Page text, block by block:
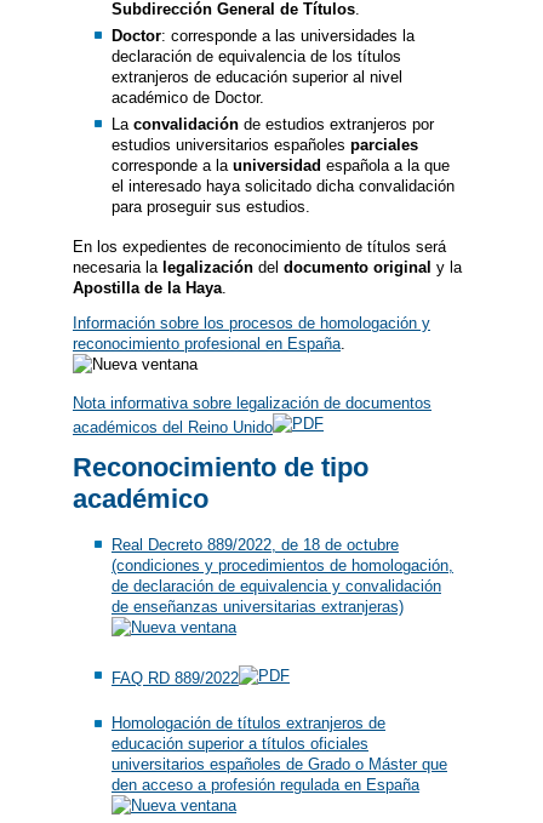
Subdirección General de Títulos.
Doctor: corresponde a las universidades la
declaración de equivalencia de los títulos
extranjeros de educación superior al nivel
académico de Doctor.
La convalidaciónde estudios extranjeros por
estudios universitarios españoles parciales
corresponde a la universidad española a la que
el interesado haya solicitado dicha convalidación
para proseguir sus estudios.
En los expedientes de reconocimiento de títulos será
necesaria la legalización del documento original y la
Apostilla de la Haya
Información sobre los procesos de homologación y
reconocimiento profesional en España.
Nota informativa sobre legalización de documentos
académicos del Reino Unido
Reconocimiento de tipo
académico
Real Decreto 889/2022, de 18 de octubre
(condiciones y procedimientos de homologación,
de declaración de equivalencia y convalidación
de enseñanzas universitarias extranjeras)
FAQ RD 889/2022
Homologación de títulos extranjeros de
educación superior a títulos oficiales
universitarios españoles de Grado o Máster que
den acceso a profesión regulada en España